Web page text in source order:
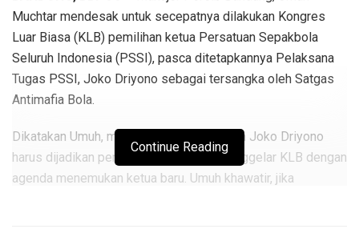
Muchtar mendesak untuk secepatnya dilakukan Kongres
Luar Biasa (KLB) pemilihan ketua Persatuan Sepakbola
Seluruh Indonesia (PSSI), pasca ditetapkannya Pelaksana
Tugas PSSI, Joko Driyono sebagai tersangka oleh Satgas
Antimafia Bola.
Dikatakan Umuh, momentum ditangkapnya Joko Driyono
harus dijadikan pemicu untuk segera menggelar KLB dengan
agenda menemukan ketua baru. Umuh khawatir, jika
Continue Reading